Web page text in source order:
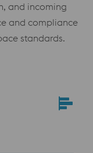
and incoming
and compliance
standards.